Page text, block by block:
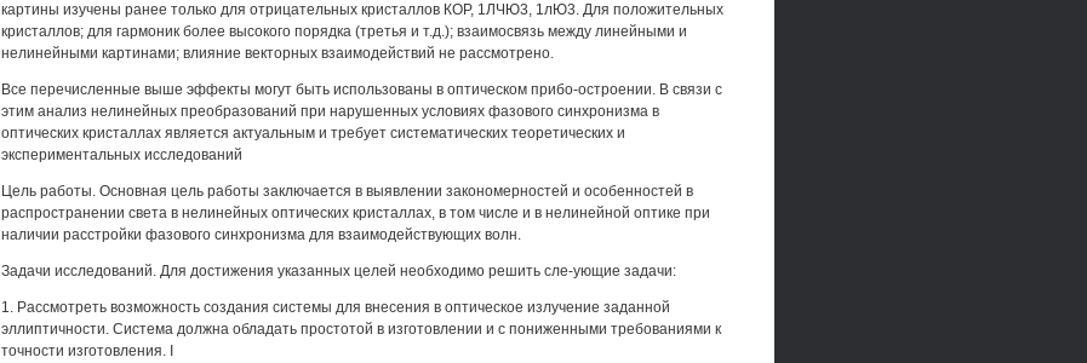
картины изучены ранее только для отрицательных кристаллов КОР, 1ЛЧЮ3, 1лЮ3. Для положительных
кристаллов; для гармоник более высокого порядка (третья и т.д.); взаимосвязь между линейными и
нелинейными картинами; влияние векторных взаимодействий не рассмотрено.
Все перечисленные выше эффекты могут быть использованы в оптическом прибо-остроении. В связи с
этим анализ нелинейных преобразований при нарушенных условиях фазового синхронизма в
оптических кристаллах является актуальным и требует систематических теоретических и
экспериментальных исследований
Цель работы. Основная цель работы заключается в выявлении закономерностей и особенностей в
распространении света в нелинейных оптических кристаллах, в том числе и в нелинейной оптике при
наличии расстройки фазового синхронизма для взаимодействующих волн.
Задачи исследований. Для достижения указанных целей необходимо решить сле-ующие задачи:
1. Рассмотреть возможность создания системы для внесения в оптическое излучение заданной
эллиптичности. Система должна обладать простотой в изготовлении и с пониженными требованиями к
точности изготовления. I